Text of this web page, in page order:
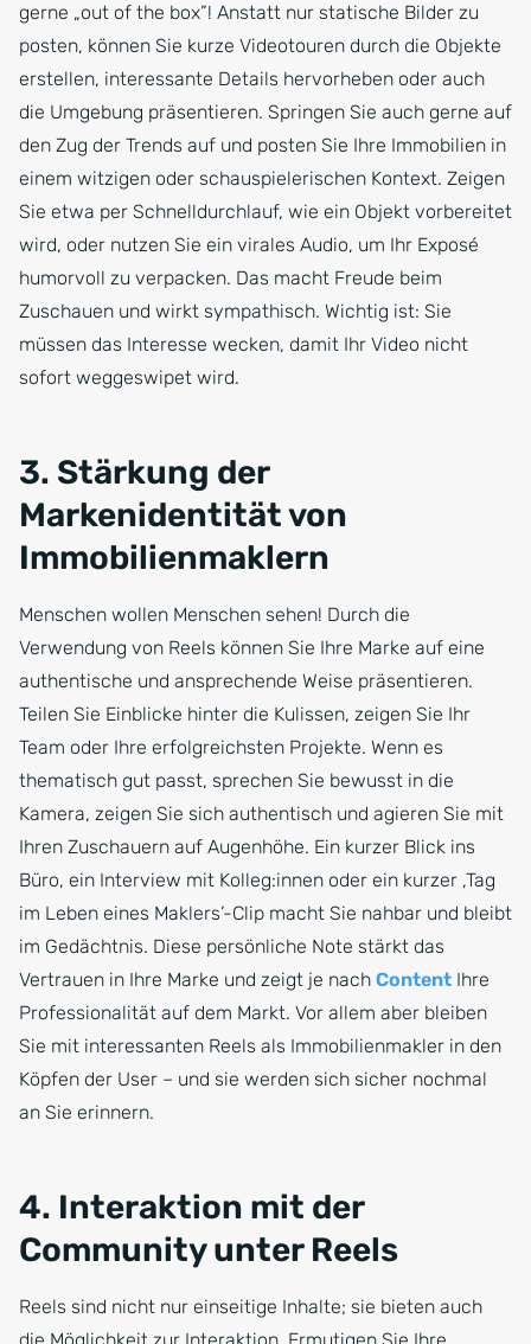
gerne „out of the box”! Anstatt nur statische Bilder zu
posten, können Sie kurze Videotouren durch die Objekte
erstellen, interessante Details hervorheben oder auch
die Umgebung präsentieren. Springen Sie auch gerne auf
den Zug der Trends auf und posten Sie Ihre Immobilien in
einem witzigen oder schauspielerischen Kontext. Zeigen
Sie etwa per Schnelldurchlauf, wie ein Objekt vorbereitet
wird, oder nutzen Sie ein virales Audio, um Ihr Exposé
humorvoll zu verpacken. Das macht Freude beim
Zuschauen und wirkt sympathisch. Wichtig ist: Sie
müssen das Interesse wecken, damit Ihr Video nicht
sofort weggeswipet wird.
3. Stärkung der
Markenidentität von
Immobilienmaklern
Menschen wollen Menschen sehen! Durch die
Verwendung von Reels können Sie Ihre Marke auf eine
authentische und ansprechende Weise präsentieren.
Teilen Sie Einblicke hinter die Kulissen, zeigen Sie Ihr
Team oder Ihre erfolgreichsten Projekte. Wenn es
thematisch gut passt, sprechen Sie bewusst in die
Kamera, zeigen Sie sich authentisch und agieren Sie mit
Ihren Zuschauern auf Augenhöhe. Ein kurzer Blick ins
Büro, ein Interview mit Kolleg:innen oder ein kurzer ,Tag
im Leben eines Maklers’-Clip macht Sie nahbar und bleibt
im Gedächtnis. Diese persönliche Note stärkt das
Vertrauen in Ihre Marke und zeigt je nach Content Ihre
Professionalität auf dem Markt. Vor allem aber bleiben
Sie mit interessanten Reels als Immobilienmakler in den
Köpfen der User – und sie werden sich sicher nochmal
an Sie erinnern.
4. Interaktion mit der
Community unter Reels
Reels sind nicht nur einseitige Inhalte; sie bieten auch